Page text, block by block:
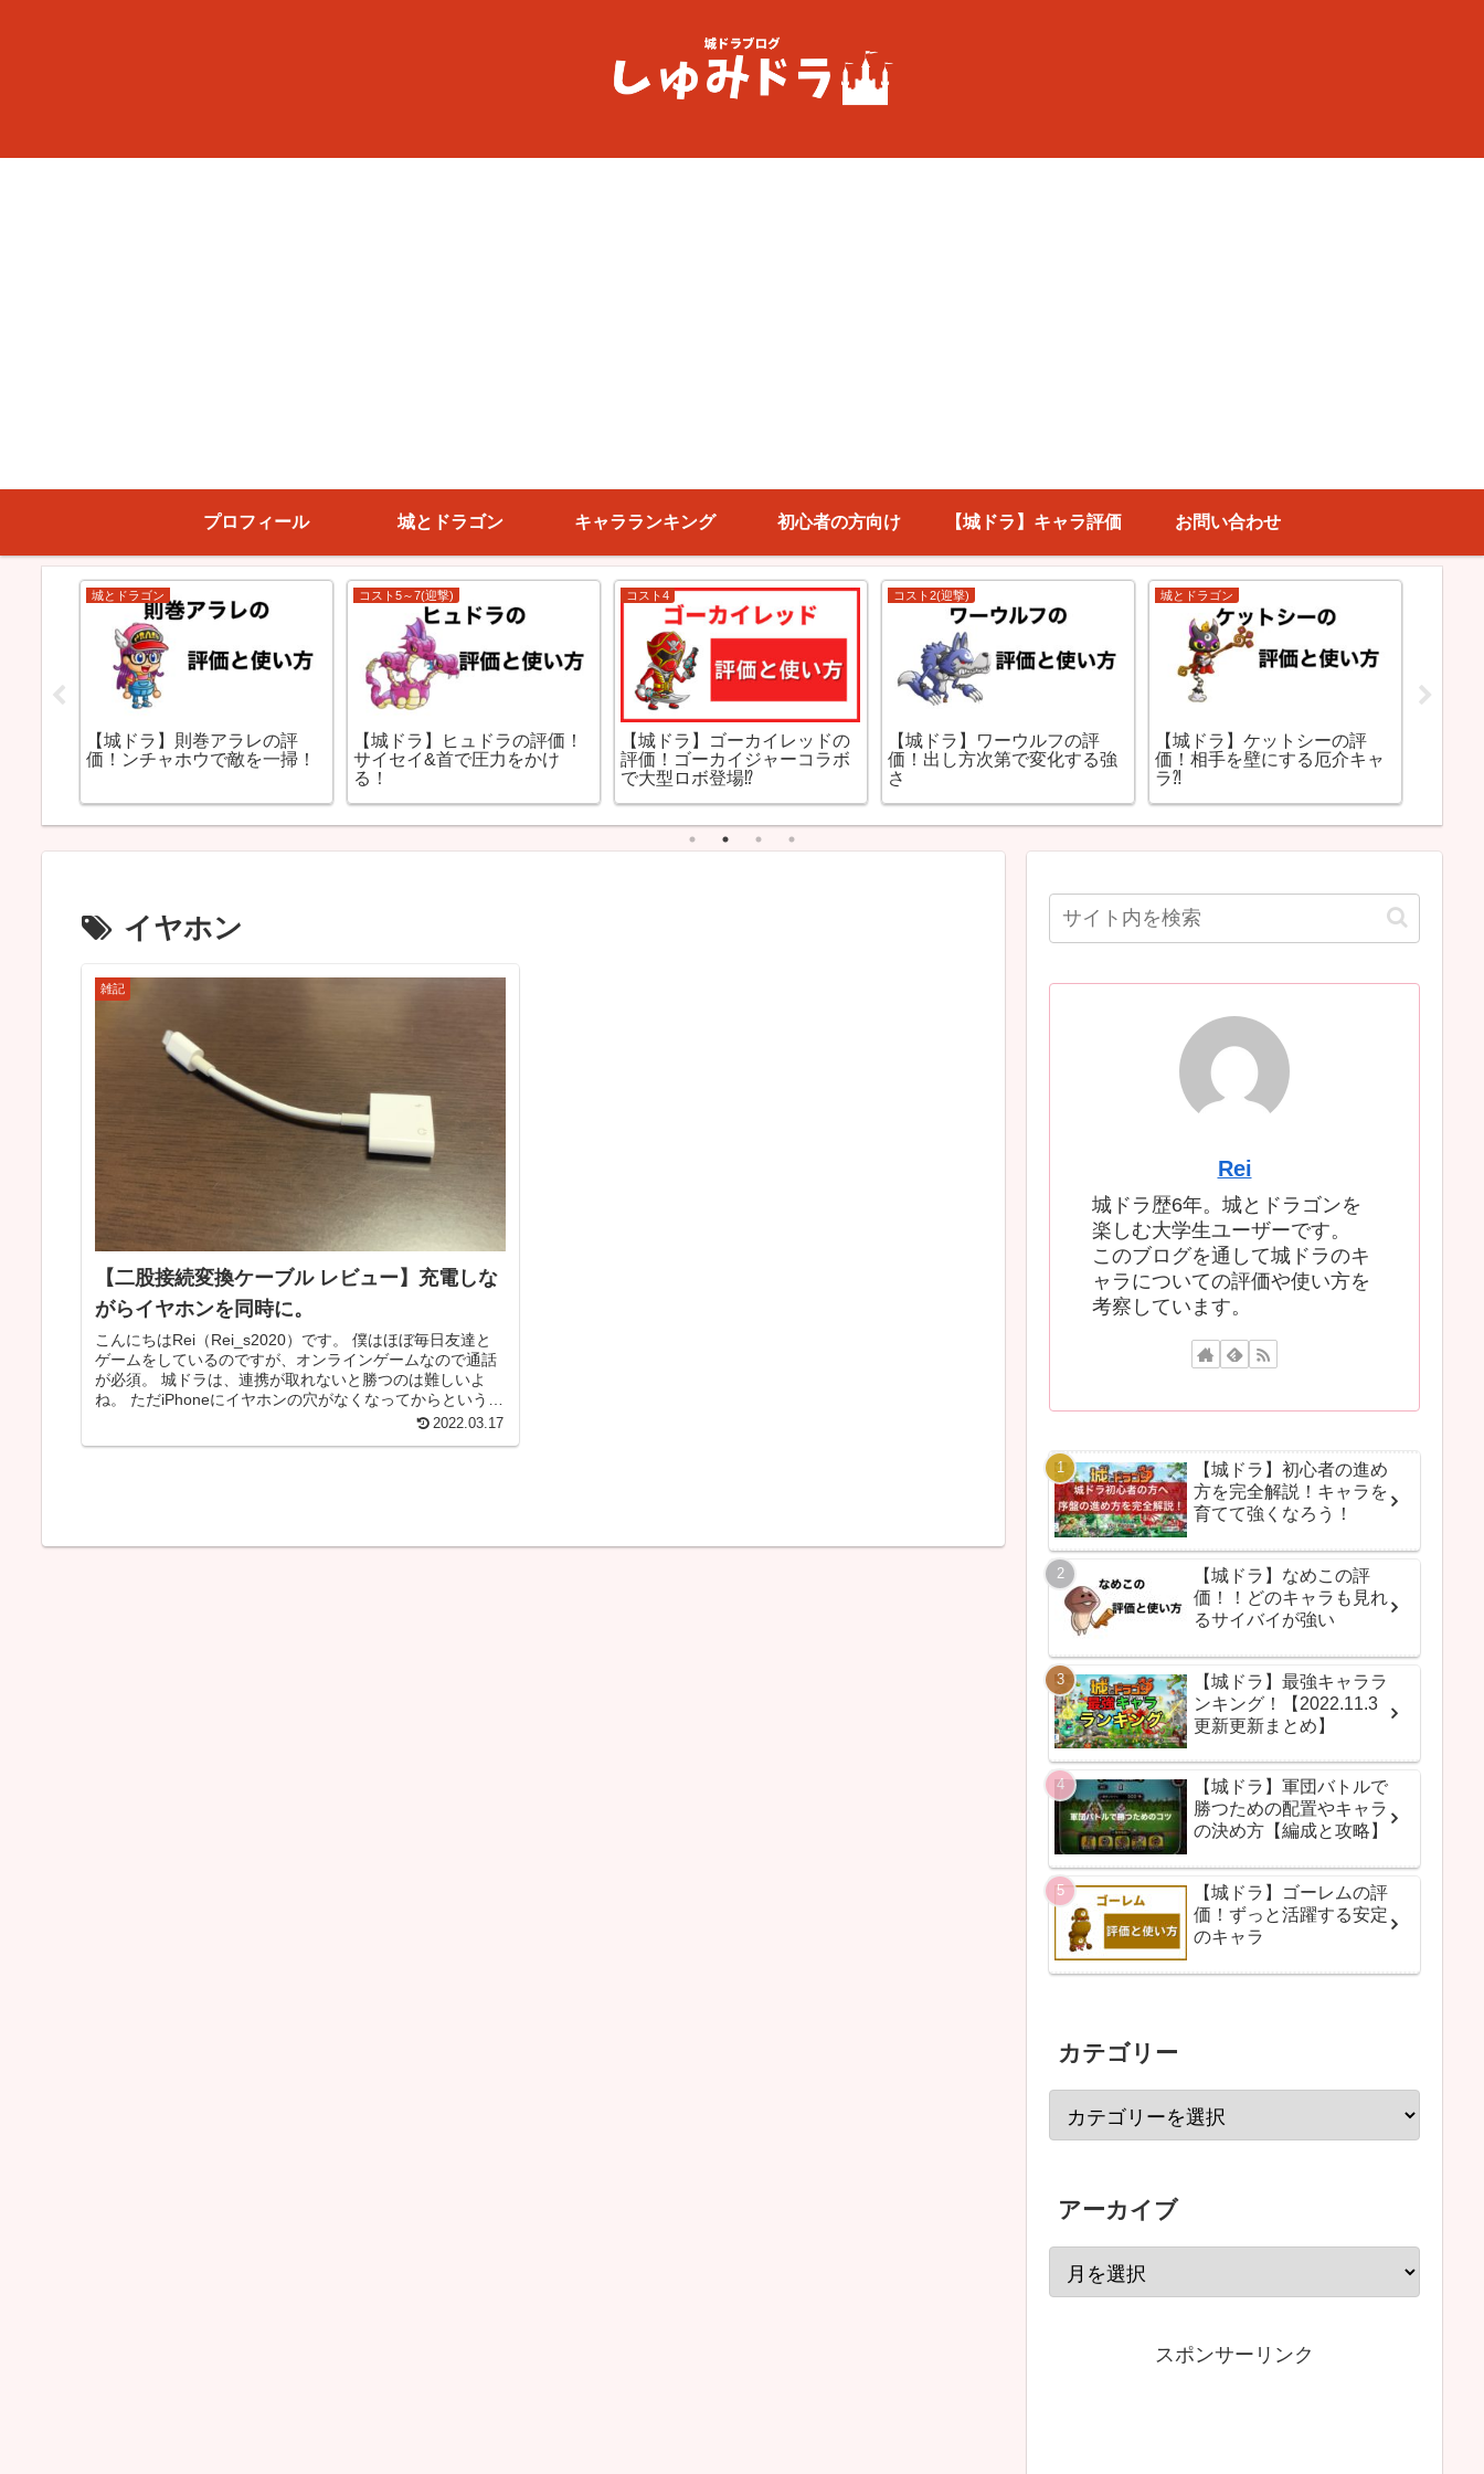
プロフィール 城とドラゴン キャラランキング 初心者の方向け 【城ドラ】キャラ評価 お問い合わせ
城とドラゴン
【城ドラ】則巻アラレの評
価！ンチャホウで敵を一掃！
コスト5～7(迎撃)
【城ドラ】ヒュドラの評価！
サイセイ&首で圧力をかけ
る！
コスト4
【城ドラ】ゴーカイレッドの
評価！ゴーカイジャーコラボ
で大型ロボ登場⁉
コスト2(迎撃)
【城ドラ】ワーウルフの評
価！出し方次第で変化する強
さ
城とドラゴン
【城ドラ】ケットシーの評
価！相手を壁にする厄介キャ
ラ⁈
イヤホン
雑記
【二股接続変換ケーブル レビュー】充電しな
がらイヤホンを同時に。
こんにちはRei（Rei_s2020）です。 僕はほぼ毎日友達と
ゲームをしているのですが、オンラインゲームなので通話
が必須。 城ドラは、連携が取れないと勝つのは難しいよ
ね。 ただiPhoneにイヤホンの穴がなくなってからというも
2022.03.17
Rei
城ドラ歴6年。城とドラゴンを
楽しむ大学生ユーザーです。
このブログを通して城ドラのキ
ャラについての評価や使い方を
考察しています。
【城ドラ】初心者の進め
方を完全解説！キャラを
育てて強くなろう！
【城ドラ】なめこの評
価！！どのキャラも見れ
るサイバイが強い
【城ドラ】最強キャララ
ンキング！【2022.11.3
更新更新まとめ】
【城ドラ】軍団バトルで
勝つための配置やキャラ
の決め方【編成と攻略】
【城ドラ】ゴーレムの評
価！ずっと活躍する安定
のキャラ
カテゴリー
アーカイブ
スポンサーリンク